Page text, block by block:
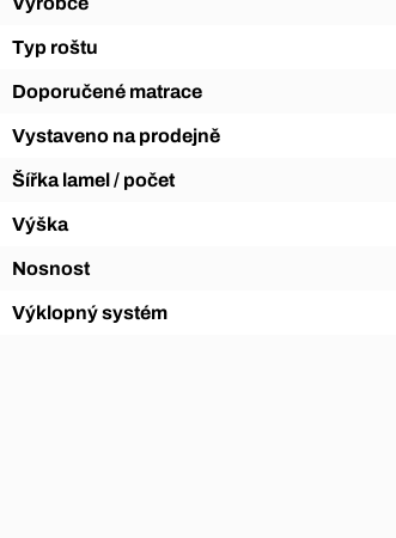
Typ roštu
Doporučené matrace
Vystaveno na prodejně
Šířka lamel / počet
Výška
Nosnost
Výklopný systém